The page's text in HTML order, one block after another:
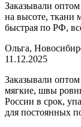
Заказывали
на высоте, ткани
быстрая по РФ,
Ольга,
11.12.2025
Заказывали
мягкие, швы
России в срок,
для постоянных